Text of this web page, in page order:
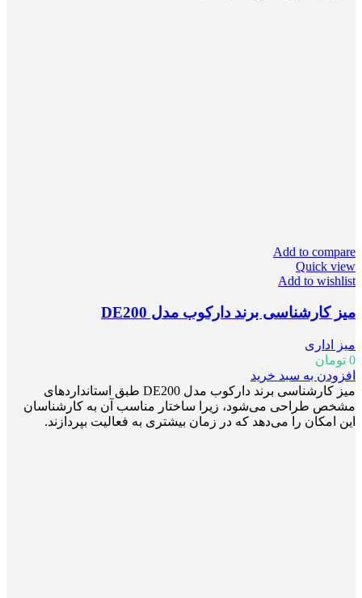
Add to compare
Quick view
Add to wishlist
میز کارشناسی برند دارکوب مدل DE200
میز اداری
0 تومان
افزودن به سبد خرید
میز کارشناسی برند دارکوب مدل DE200 طبق استانداردهای
مشخص طراحی می‌شود، زیرا ساختار مناسب آن‌ به کارشناسان
این امکان را می‌دهد که در زمان بیشتری به فعالیت بپردازند.